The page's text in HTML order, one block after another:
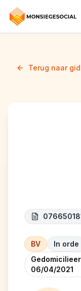
Terug naar
BV
In orde
06/04/2021